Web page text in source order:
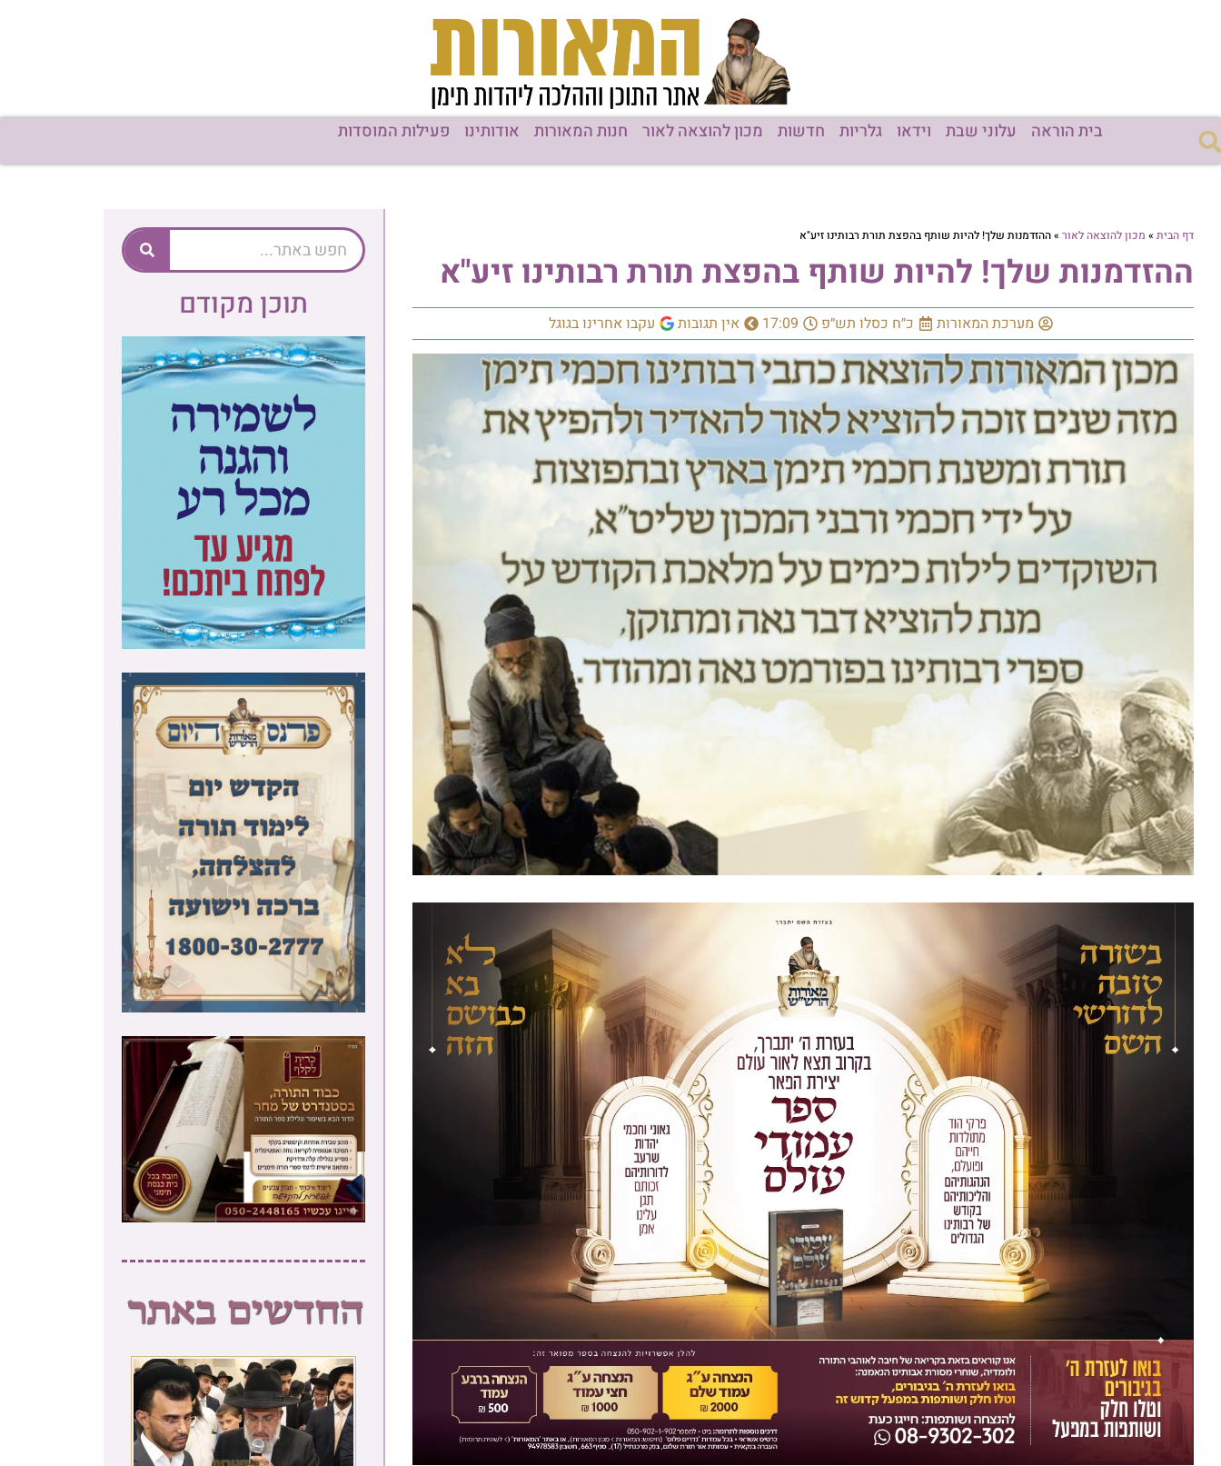
בית הוראה עלוני שבת וידאו גלריות חדשות מכון להוצאה לאור חנות המאורות אודותינו פעילות המוסדות
דף הבית » מכון להוצאה לאור »ההזדמנות שלך! להיות שותף בהפצת תורת רבותינו זיע"א
ההזדמנות שלך! להיות שותף בהפצת תורת רבותינו זיע"א
מערכת המאורות כ״ח כסלו תש״פ 17:09 אין תגובות עקבו אחרינו בגוגל תוכן מקודם